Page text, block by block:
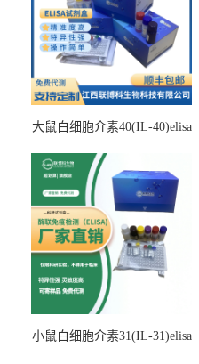
大鼠白细胞介素40(IL-40)elisa
小鼠白细胞介素31(IL-31)elisa